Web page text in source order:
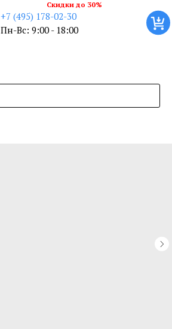
+7 (495) 178-02-30
Пн-Вс: 9:00 - 18:00
Скидки до 30%